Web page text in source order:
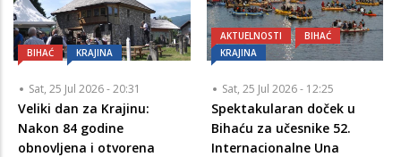
BIHAĆ KRAJINA
Sat, 25 Jul 2026 - 20:31
Veliki dan za Krajinu:
Nakon 84 godine
obnovljena i otvorena
AKTUELNOSTI
BIHAĆ
KRAJINA
Sat, 25 Jul 2026 - 12:25
Spektakularan doček u
Bihaću za učesnike 52.
Internacionalne Una